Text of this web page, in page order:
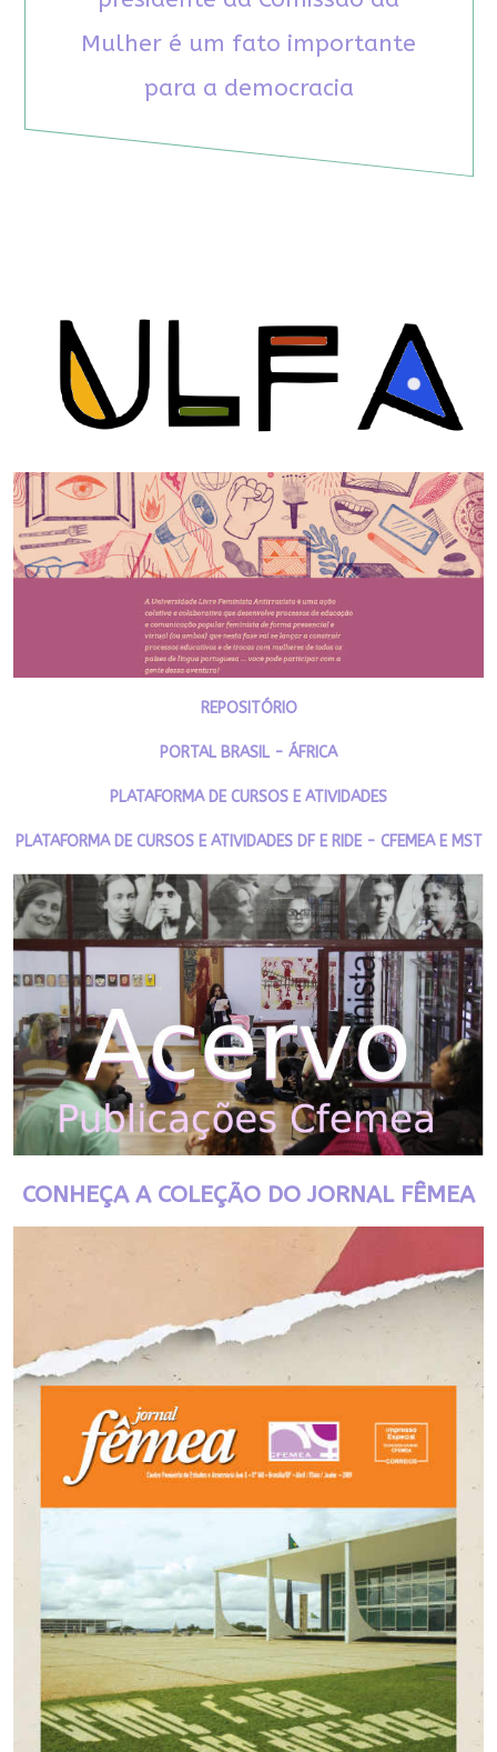
Mulher é um fato importante
para a democracia
REPOSITÓRIO
PORTAL BRASIL - ÁFRICA
PLATAFORMA DE CURSOS E ATIVIDADES
PLATAFORMA DE CURSOS E ATIVIDADES DF E RIDE - CFEMEA E MST
CONHEÇA A COLEÇÃO DO JORNAL FÊMEA